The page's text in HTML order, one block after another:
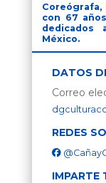
con 67
dedicados
México.
DATOS
Correo
REDES
IMPARTE